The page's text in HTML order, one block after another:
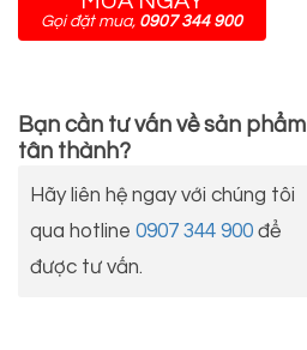
Gọi đặt mua, 0907 344 900
Bạn cần tư vấn về sản phẩm
tân thành?
Hãy liên hệ ngay với chúng tôi
qua hotline 0907 344 900 để
được tư vấn.